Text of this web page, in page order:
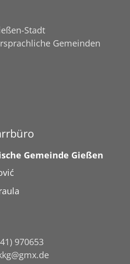
Stadt
Gemeinden
Gemeinde Gießen
970653